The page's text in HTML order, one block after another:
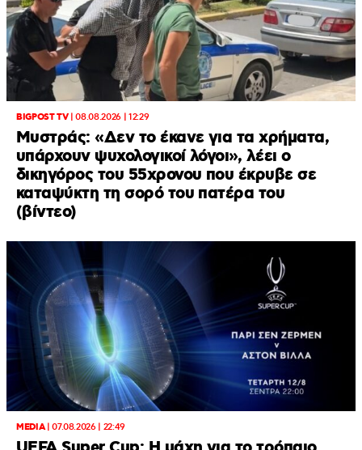
BIGPOST TV|08.08.2026 | 12:29
Μυστράς: «Δεν το έκανε για τα χρήματα,
υπάρχουν ψυχολογικοί λόγοι», λέει ο
δικηγόρος του 55χρονου που έκρυβε σε
καταψύκτη τη σορό του πατέρα του
(βίντεο)
MEDIA|07.08.2026 | 22:49